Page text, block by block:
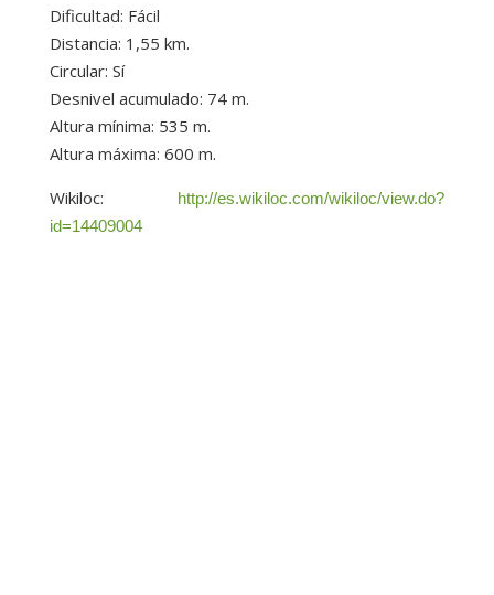
Dificultad: Fácil
Distancia: 1,55 km.
Circular: Sí
Desnivel acumulado: 74 m.
Altura mínima: 535 m.
Altura máxima: 600 m.
Wikiloc:
http://es.wikiloc.com/wikiloc/view.do?
id=14409004